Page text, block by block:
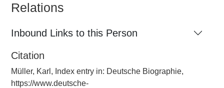
Relations
Inbound Links to this Person
Citation
Müller, Karl, Index entry in: Deutsche Biographie,
https://www.deutsche-